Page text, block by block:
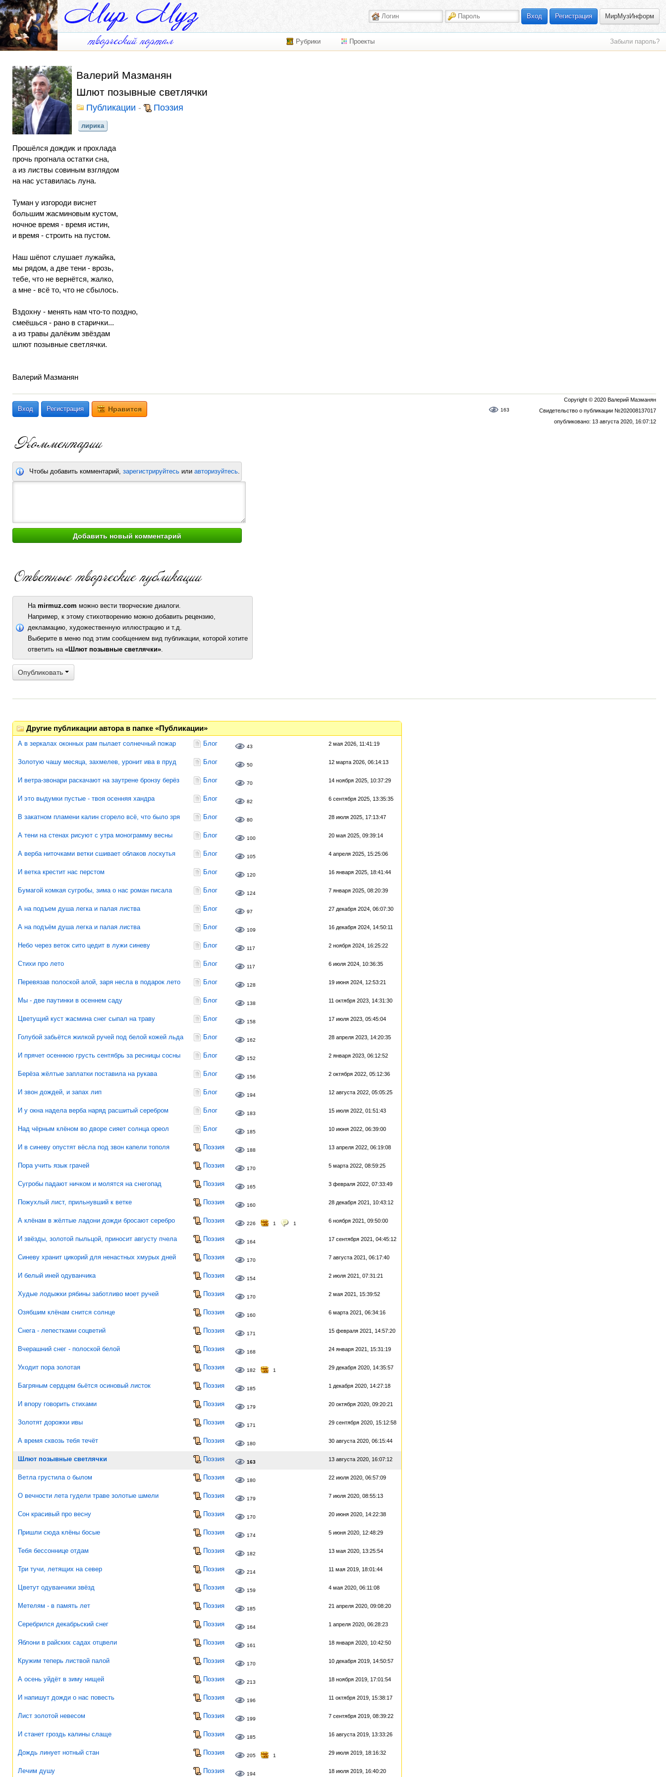
Вход Регистрация МирМузИнформ
Рубрики Проекты Забыли пароль?
Валерий Мазманян
Шлют позывные светлячки
Публикации - Поэзия
лирика
Прошёлся дождик и прохлада
прочь прогнала остатки сна,
а из листвы совиным взглядом
на нас уставилась луна.
Туман у изгороди виснет
большим жасминовым кустом,
ночное время - время истин,
и время - строить на пустом.
Наш шёпот слушает лужайка,
мы рядом, а две тени - врозь,
тебе, что не вернётся, жалко,
а мне - всё то, что не сбылось.
Вздохну - менять нам что-то поздно,
смеёшься - рано в старички...
а из травы далёким звёздам
шлют позывные светлячки.
Валерий Мазманян
Copyright © 2020 Валерий Мазманян
Свидетельство о публикации №202008137017
опубликовано: 13 августа 2020, 16:07:12
163
Вход Регистрация Нравится
Чтобы добавить комментарий, зарегистрируйтесь или авторизуйтесь.
На mirmuz.com можно вести творческие диалоги.
Например, к этому стихотворению можно добавить рецензию,
декламацию, художественную иллюстрацию и т.д.
Выберите в меню под этим сообщением вид публикации, которой хотите
ответить на «Шлют позывные светлячки».
Опубликовать
Другие публикации автора в папке «Публикации»
А в зеркалах оконных рам пылает солнечный пожар Блог 43 2 мая 2026, 11:41:19
Золотую чашу месяца, захмелев, уронит ива в пруд Блог 50 12 марта 2026, 06:14:13
И ветра-звонари раскачают на заутрене бронзу берёз Блог 70 14 ноября 2025, 10:37:29
И это выдумки пустые - твоя осенняя хандра Блог 82 6 сентября 2025, 13:35:35
В закатном пламени калин сгорело всё, что было зря Блог 80 28 июля 2025, 17:13:47
А тени на стенах рисуют с утра монограмму весны Блог 100 20 мая 2025, 09:39:14
А верба ниточками ветки сшивает облаков лоскутья Блог 105 4 апреля 2025, 15:25:06
И ветка крестит нас перстом Блог 120 16 января 2025, 18:41:44
Бумагой комкая сугробы, зима о нас роман писала Блог 124 7 января 2025, 08:20:39
А на подъем душа легка и палая листва Блог 97 27 декабря 2024, 06:07:30
А на подъём душа легка и палая листва Блог 109 16 декабря 2024, 14:50:11
Небо через веток сито цедит в лужи синеву Блог 117 2 ноября 2024, 16:25:22
Стихи про лето Блог 117 6 июля 2024, 10:36:35
Перевязав полоской алой, заря несла в подарок лето Блог 128 19 июня 2024, 12:53:21
Мы - две паутинки в осеннем саду Блог 138 11 октября 2023, 14:31:30
Цветущий куст жасмина снег сыпал на траву Блог 158 17 июля 2023, 05:45:04
Голубой забьётся жилкой ручей под белой кожей льда Блог 162 28 апреля 2023, 14:20:35
И прячет осеннюю грусть сентябрь за ресницы сосны Блог 152 2 января 2023, 06:12:52
Берёза жёлтые заплатки поставила на рукава Блог 156 2 октября 2022, 05:12:36
И звон дождей, и запах лип Блог 194 12 августа 2022, 05:05:25
И у окна надела верба наряд расшитый серебром Блог 183 15 июля 2022, 01:51:43
Над чёрным клёном во дворе сияет солнца ореол Блог 185 10 июня 2022, 06:39:00
И в синеву опустят вёсла под звон капели тополя Поэзия 188 13 апреля 2022, 06:19:08
Пора учить язык грачей Поэзия 170 5 марта 2022, 08:59:25
Сугробы падают ничком и молятся на снегопад Поэзия 165 3 февраля 2022, 07:33:49
Пожухлый лист, прильнувший к ветке Поэзия 160 28 декабря 2021, 10:43:12
А клёнам в жёлтые ладони дожди бросают серебро Поэзия 226 1 1 6 ноября 2021, 09:50:00
И звёзды, золотой пыльцой, приносит августу пчела Поэзия 164 17 сентября 2021, 04:45:12
Синеву хранит цикорий для ненастных хмурых дней Поэзия 170 7 августа 2021, 06:17:40
И белый иней одуванчика Поэзия 154 2 июля 2021, 07:31:21
Худые лодыжки рябины заботливо моет ручей Поэзия 170 2 мая 2021, 15:39:52
Озябшим клёнам снится солнце Поэзия 160 6 марта 2021, 06:34:16
Снега - лепестками соцветий Поэзия 171 15 февраля 2021, 14:57:20
Вчерашний снег - полоской белой Поэзия 168 24 января 2021, 15:31:19
Уходит пора золотая Поэзия 182 1 29 декабря 2020, 14:35:57
Багряным сердцем бьётся осиновый листок Поэзия 185 1 декабря 2020, 14:27:18
И впору говорить стихами Поэзия 179 20 октября 2020, 09:20:21
Золотят дорожки ивы Поэзия 171 29 сентября 2020, 15:12:58
А время сквозь тебя течёт Поэзия 180 30 августа 2020, 06:15:44
Шлют позывные светлячки Поэзия 163 13 августа 2020, 16:07:12
Ветла грустила о былом Поэзия 180 22 июля 2020, 06:57:09
О вечности лета гудели траве золотые шмели Поэзия 179 7 июля 2020, 08:55:13
Сон красивый про весну Поэзия 170 20 июня 2020, 14:22:38
Пришли сюда клёны босые Поэзия 174 5 июня 2020, 12:48:29
Тебя бессоннице отдам Поэзия 182 13 мая 2020, 13:25:54
Три тучи, летящих на север Поэзия 214 11 мая 2019, 18:01:44
Цветут одуванчики звёзд Поэзия 159 4 мая 2020, 06:11:08
Метелям - в память лет Поэзия 185 21 апреля 2020, 09:08:20
Серебрился декабрьский снег Поэзия 164 1 апреля 2020, 06:28:23
Яблони в райских садах отцвели Поэзия 161 18 января 2020, 10:42:50
Кружим теперь листвой палой Поэзия 170 10 декабря 2019, 14:50:57
А осень уйдёт в зиму нищей Поэзия 213 18 ноября 2019, 17:01:54
И напишут дожди о нас повесть Поэзия 196 11 октября 2019, 15:38:17
Лист золотой невесом Поэзия 199 7 сентября 2019, 08:39:22
И станет гроздь калины слаще Поэзия 185 16 августа 2019, 13:33:26
Дождь линует нотный стан Поэзия 205 1 29 июля 2019, 18:16:32
Лечим душу Поэзия 194 18 июля 2019, 16:40:20